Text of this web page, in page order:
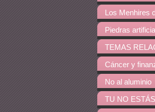
Los Menhires
Piedras
TEMAS
Cáncer y
No al aluminio
TU NO